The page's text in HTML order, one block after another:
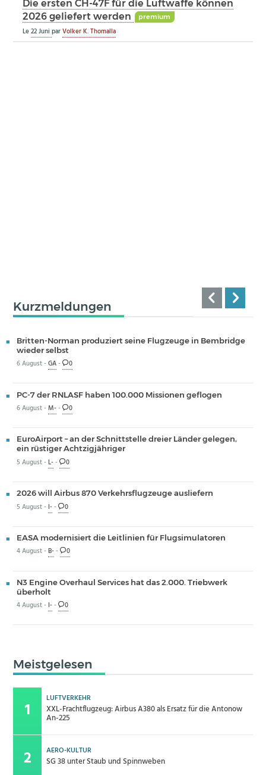
Die ersten CH-47F für die Luftwaffe können
2026 geliefert werden
premium
Le22 JuniparVolker K. Thomalla
Kurzmeldungen
Britten-Norman produziert seine Flugzeuge in Bembridge
wieder selbst
6 August -GA- 0
PC-7 der RNLASF haben 100.000 Missionen geflogen
6 August -M-- 0
EuroAirport – an der Schnittstelle dreier Länder gelegen,
ein rüstiger Achtzigjähriger
5 August -L-- 0
2026 will Airbus 870 Verkehrsflugzeuge ausliefern
5 August - I-- 0
EASA modernisiert die Leitlinien für Flugsimulatoren
4 August -B-- 0
N3 Engine Overhaul Services hat das 2.000. Triebwerk
überholt
4 August - I-- 0
Meistgelesen
LUFTVERKEHR
XXL-Frachtflugzeug: Airbus A380 als Ersatz für die Antonow
An-225
AERO-KULTUR
SG 38 unter Staub und Spinnweben